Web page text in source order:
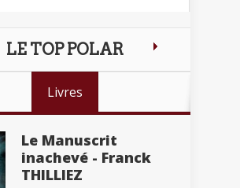
LE TOP POLAR
Livres
Le Manuscrit
inachevé - Franck
THILLIEZ